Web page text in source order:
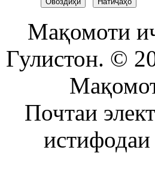
Мақомоти
Гулистон. ©
Почтаи